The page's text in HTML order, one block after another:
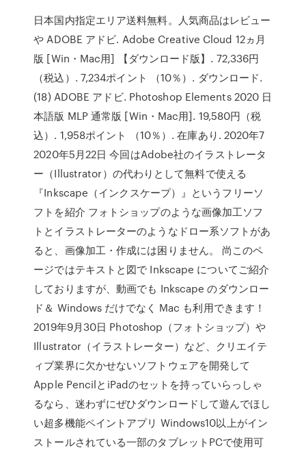
日本国内指定エリア送料無料。人気商品はレビュー
や ADOBE アドビ. Adobe Creative Cloud 12ヵ月
版 [Win・Mac用] 【ダウンロード版】. 72,336円
（税込）. 7,234ポイント （10％）. ダウンロード.
(18) ADOBE アドビ. Photoshop Elements 2020 日
本語版 MLP 通常版 [Win・Mac用]. 19,580円（税
込）. 1,958ポイント （10％）. 在庫あり. 2020年7
2020年5月22日 今回はAdobe社のイラストレータ
ー（Illustrator）の代わりとして無料で使える
『Inkscape（インクスケープ）』というフリーソ
フトを紹介 フォトショップのような画像加工ソフ
トとイラストレーターのようなドロー系ソフトがあ
ると、画像加工・作成には困りません。 尚このペ
ージではテキストと図で Inkscape についてご紹介
しておりますが、動画でも Inkscape のダウンロー
ド＆ Windows だけでなく Mac も利用できます！
2019年9月30日 Photoshop（フォトショップ）や
Illustrator（イラストレーター）など、クリエイテ
ィブ業界に欠かせないソフトウェアを開発して
Apple PencilとiPadのセットを持っていらっしゃ
るなら、迷わずにぜひダウンロードして遊んでほし
い超多機能ペイントアプリ Windows10以上がイン
ストールされている一部のタブレットPCで使用可